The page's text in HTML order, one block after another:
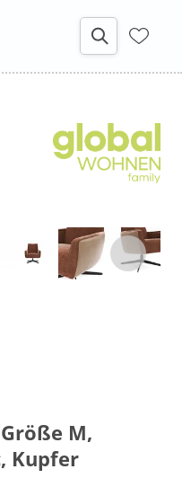
M,
Kupfer